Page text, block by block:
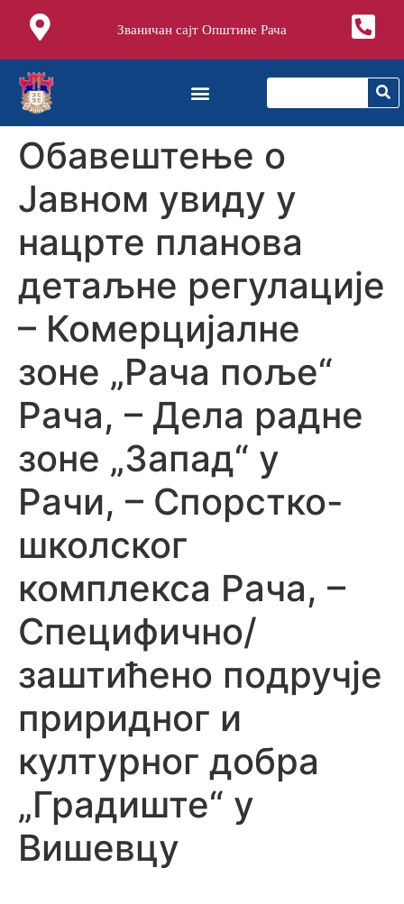
Званичан сајт Општине Рача
Oбавештење о
Јавном увиду у
нацрте планова
детаљне регулације
– Комерцијалне
зоне „Рача поље“
Рача, – Дела радне
зоне „Запад“ у
Рачи, – Спорстко-
школског
комплекса Рача, –
Специфично/
заштићено подручје
приридног и
културног добра
„Градиште“ у
Вишевцу